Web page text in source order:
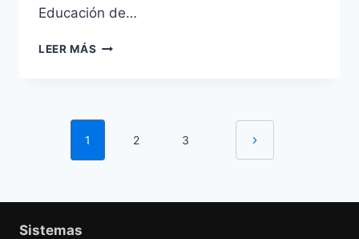
Educación de…
LEER MÁS CONVOCATORIA
FINALIZACIÓN
DOCTORAL
Navegación
página
1 2 3
Siguiente
Sistemas